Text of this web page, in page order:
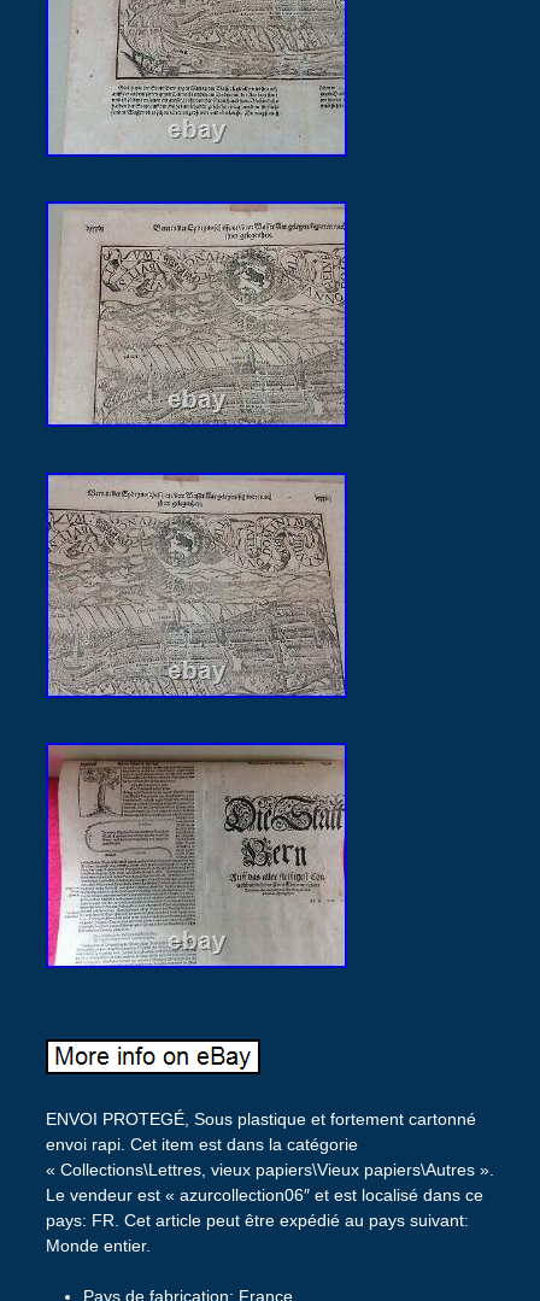
ENVOI PROTEGÉ, Sous plastique et fortement cartonné
envoi rapi. Cet item est dans la catégorie
« Collections\Lettres, vieux papiers\Vieux papiers\Autres ».
Le vendeur est « azurcollection06″ et est localisé dans ce
pays: FR. Cet article peut être expédié au pays suivant:
Monde entier.
Pays de fabrication: France